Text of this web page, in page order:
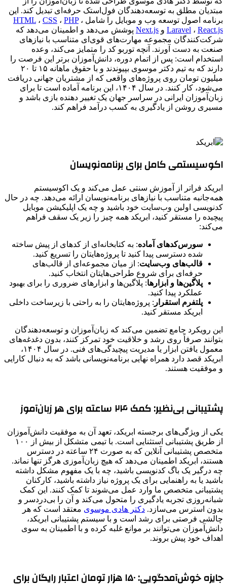
مبتدیان مطلق به توسعه‌دهندگان فول‌استک حرفه‌ای تبدیل کند. این
برنامه اصول توسعه وب و موبایل را شامل
HTML ، CSS ، PHP،
Laravel ، React.js و Next.js پوشش می‌دهد و اطمینان می‌دهد که
شرکت‌کنندگان مجموعه مهارت‌های قوی‌ای متناسب با نیازهای
صنعت به دست آورند. آنچه توربو کد را متمایز می‌کند، وعده
استخدام است: پس از اتمام دوره، دانش‌آموزان برتر این فرصت را
دارند که به تیم دکتر موسوی بپیوندند و با حقوق ماهانه ۱۵ تا ۲۰
میلیون تومان روی پروژه‌های واقعی که از مشتریان جهانی دریافت
می‌شود، کار کنند. در سال ۱۴۰۴، این برنامه آماده است تا برای
زبان‌آموزان ایرانی در سراسر جهان یک تغییر دهنده بازی باشد و
مسیری روشن از یادگیری به کسب درآمد فراهم کند.
اکوسیستمی کامل برای برنامه‌نویسان
ابریکد فراتر از آموزش سنتی عمل می‌کند و یک اکوسیستم
همه‌جانبه متناسب با نیازهای برنامه‌نویسان ارائه می‌دهد. چه در حال
کدنویسی اولین وب‌سایت خود باشید و چه یک اپلیکیشن موبایل
پیچیده را مستقر کنید، ابریکد همه چیز را زیر یک سقف فراهم
می‌کند:
سورس‌کدهای آماده: به کتابخانه‌ای از کدهای از پیش ساخته
شده دسترسی پیدا کنید تا پروژه‌هایتان را تسریع کنید.
قالب‌های وب‌سایت: از میان مجموعه‌ای از قالب‌های
حرفه‌ای برای شروع طراحی‌هایتان انتخاب کنید.
پلاگین‌ها و ابزارها: پلاگین‌ها و ابزارهای ضروری را برای بهبود
عملکرد پیدا کنید.
پلتفرم استقرار : پروژه‌هایتان را به راحتی با زیرساخت داخلی
ابریکد مستقر کنید.
این رویکرد جامع تضمین می‌کند که زبان‌آموزان و توسعه‌دهندگان
بتوانند صرفاً روی رشد و خلاقیت خود تمرکز کنند، بدون دغدغه‌های
معمول یافتن ابزار یا مدیریت پیچیدگی‌های فنی. در سال ۱۴۰۴،
ابریکد قصد دارد همراه نهایی برنامه‌نویسانی باشد که به دنبال کارایی
و موفقیت هستند.
پشتیبانی بی‌نظیر: کمک ۲۴ ساعته برای هر زبان‌آموز
یکی از ویژگی‌های برجسته ابریکد، تعهد آن به موفقیت دانش‌آموزان
از طریق پشتیبانی استثنایی است. با تیمی متشکل از بیش از ۱۰۰
متخصص پشتیبانی آنلاین که به صورت ۲۴ ساعته در دسترس
هستند، ابریکد اطمینان می‌دهد که هیچ زبان‌آموزی هرگز تنها نماند.
چه درگیر یک باگ کدنویسی باشید، چه با یک مفهوم مشکل داشته
باشید یا به راهنمایی برای یک پروژه نیاز داشته باشید، کارکنان
پشتیبانی متخصص ما وارد عمل می‌شوند تا کمک کنند. این کمک
شبانه‌روزی تجربه یادگیری را متحول می‌کند و آن را بی‌دردسر و
بدون استرس می‌سازد. دکتر هادی موسوی معتقد است که هر
چالشی فرصتی برای رشد است و با سیستم پشتیبانی ابریکد،
دانش‌آموزان می‌توانند بر موانع غلبه کرده و با اطمینان به سوی
اهداف خود پیش بروند.
جایزه خوش‌آمدگویی: ۱۵۰ هزار تومان اعتبار رایگان برای